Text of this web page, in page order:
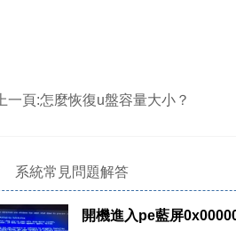
上一頁:怎麼恢復u盤容量大小？
系統常見問題解答